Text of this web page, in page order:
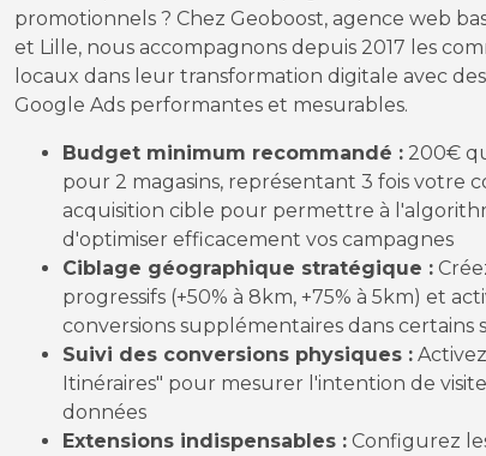
promotionnels ? Chez Geoboost, agence web
et Lille, nous accompagnons depuis 2017 les
locaux dans leur transformation digitale avec
Google Ads performantes et mesurables.
Budget minimum recommandé : 200€
pour 2 magasins, représentant 3 fois votre
acquisition cible pour permettre à
d'optimiser efficacement vos campagnes
Ciblage géographique stratégique :
progressifs (+50% à 8km, +75% à 5km) et
conversions supplémentaires dans certains
Suivi des conversions physiques :
Itinéraires" pour mesurer l'intention de
données
Extensions indispensables : Configurez